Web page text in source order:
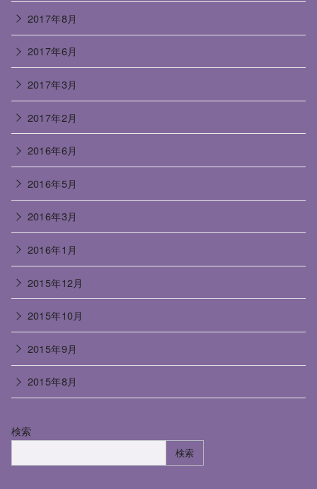
2017年8月
2017年6月
2017年3月
2017年2月
2016年6月
2016年5月
2016年3月
2016年1月
2015年12月
2015年10月
2015年9月
2015年8月
検索
検索